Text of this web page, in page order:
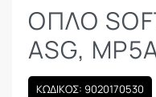
ΟΠΛΟ
ASG,
ΚΩΔΙΚΟΣ: 9020170530